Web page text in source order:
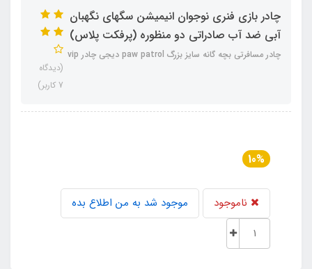
چادر بازی فنری نوجوان انیمیشن سگهای نگهبان
آبی ضد آب صادراتی دو منظوره (پرفکت پلاس)
چادر مسافرتی بچه گانه سایز بزرگ paw patrol دیجی چادر vip
(دیدگاه
7 کاربر)
10%
ناموجود موجود شد به من اطلاع بده